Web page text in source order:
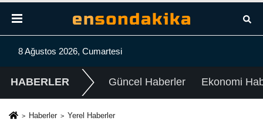
8 Ağustos 2026, Cumartesi
HABERLER Güncel Haberler Ekonomi
Haberler Yerel Haberler